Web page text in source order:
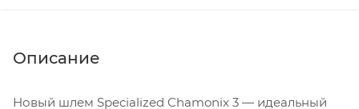
Описание
Новый шлем Specialized Chamonix 3 — идеальный